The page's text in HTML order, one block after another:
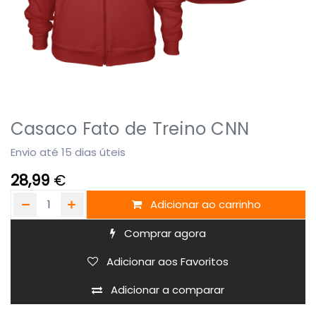
Casaco Fato de Treino CNN
Envio até 15 dias úteis
28,99 €
Adicionar ao carrinho
Comprar agora
Adicionar a comparar
Adicionar aos Favoritos